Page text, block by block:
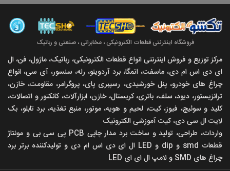
فروشگاه اینترنتی قطعات الکترونیکی ، مخابراتی ، صنعتی و رباتیک
مرکز توزیع و فروش اینترنتی انواع قطعات الکترونیکی، رباتیک، ماژول، فن، ال
ای دی اس ام دی، ماسفت، اتمگا، برد آردوینو، رله، سنسور، آی سی، انواع
چراغ های خودرو، پنل خورشیدی، رسپبری پای، پروگرامر، مقاومت، خازن،
ترانزیستور، دیود، سلف، باتری، کریستال، خازن، ابزارآلات، کانکتور و اتصالات،
کلید و سوئیچ، فیوز، کیت، لحیم و هویه، موتور، منبع تغذیه، برد تابلو، بک
لایت ال سی دی، کیت آموزشی الکترونیک
واردات، طراحی، تولید و ساخت برد مدار چاپی PCB پی سی بی و مونتاژ
قطعات smd و dip و LED ال ای دی اس ام دی و تولیدکننده برتر برد
چراغ های SMD و لامپ ال ای ای LED